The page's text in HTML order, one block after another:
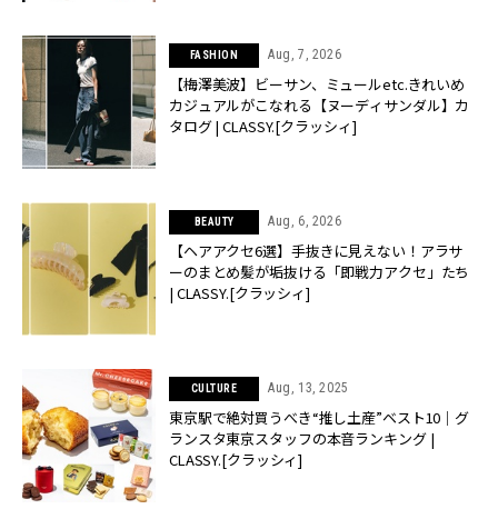
FASHION Aug, 7, 2026
【梅澤美波】ビーサン、ミュールetc.きれいめ
カジュアルがこなれる【ヌーディサンダル】カ
タログ | CLASSY.[クラッシィ]
BEAUTY Aug, 6, 2026
【ヘアアクセ6選】手抜きに見えない！アラサ
ーのまとめ髪が垢抜ける「即戦力アクセ」たち
| CLASSY.[クラッシィ]
CULTURE Aug, 13, 2025
東京駅で絶対買うべき“推し土産”ベスト10｜グ
ランスタ東京スタッフの本音ランキング |
CLASSY.[クラッシィ]